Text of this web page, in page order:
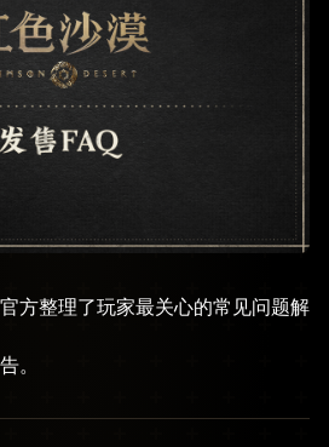
方整理了玩家最关心的常见问题解
。